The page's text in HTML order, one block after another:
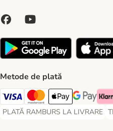
Metode de plată
Visa Payment Method
Master Card Payment
Apple Pay Payment
Google Pay
PLATĂ RAMBURS LA LIVRARE
PLATĂ RAMBURS LA LIVRARE